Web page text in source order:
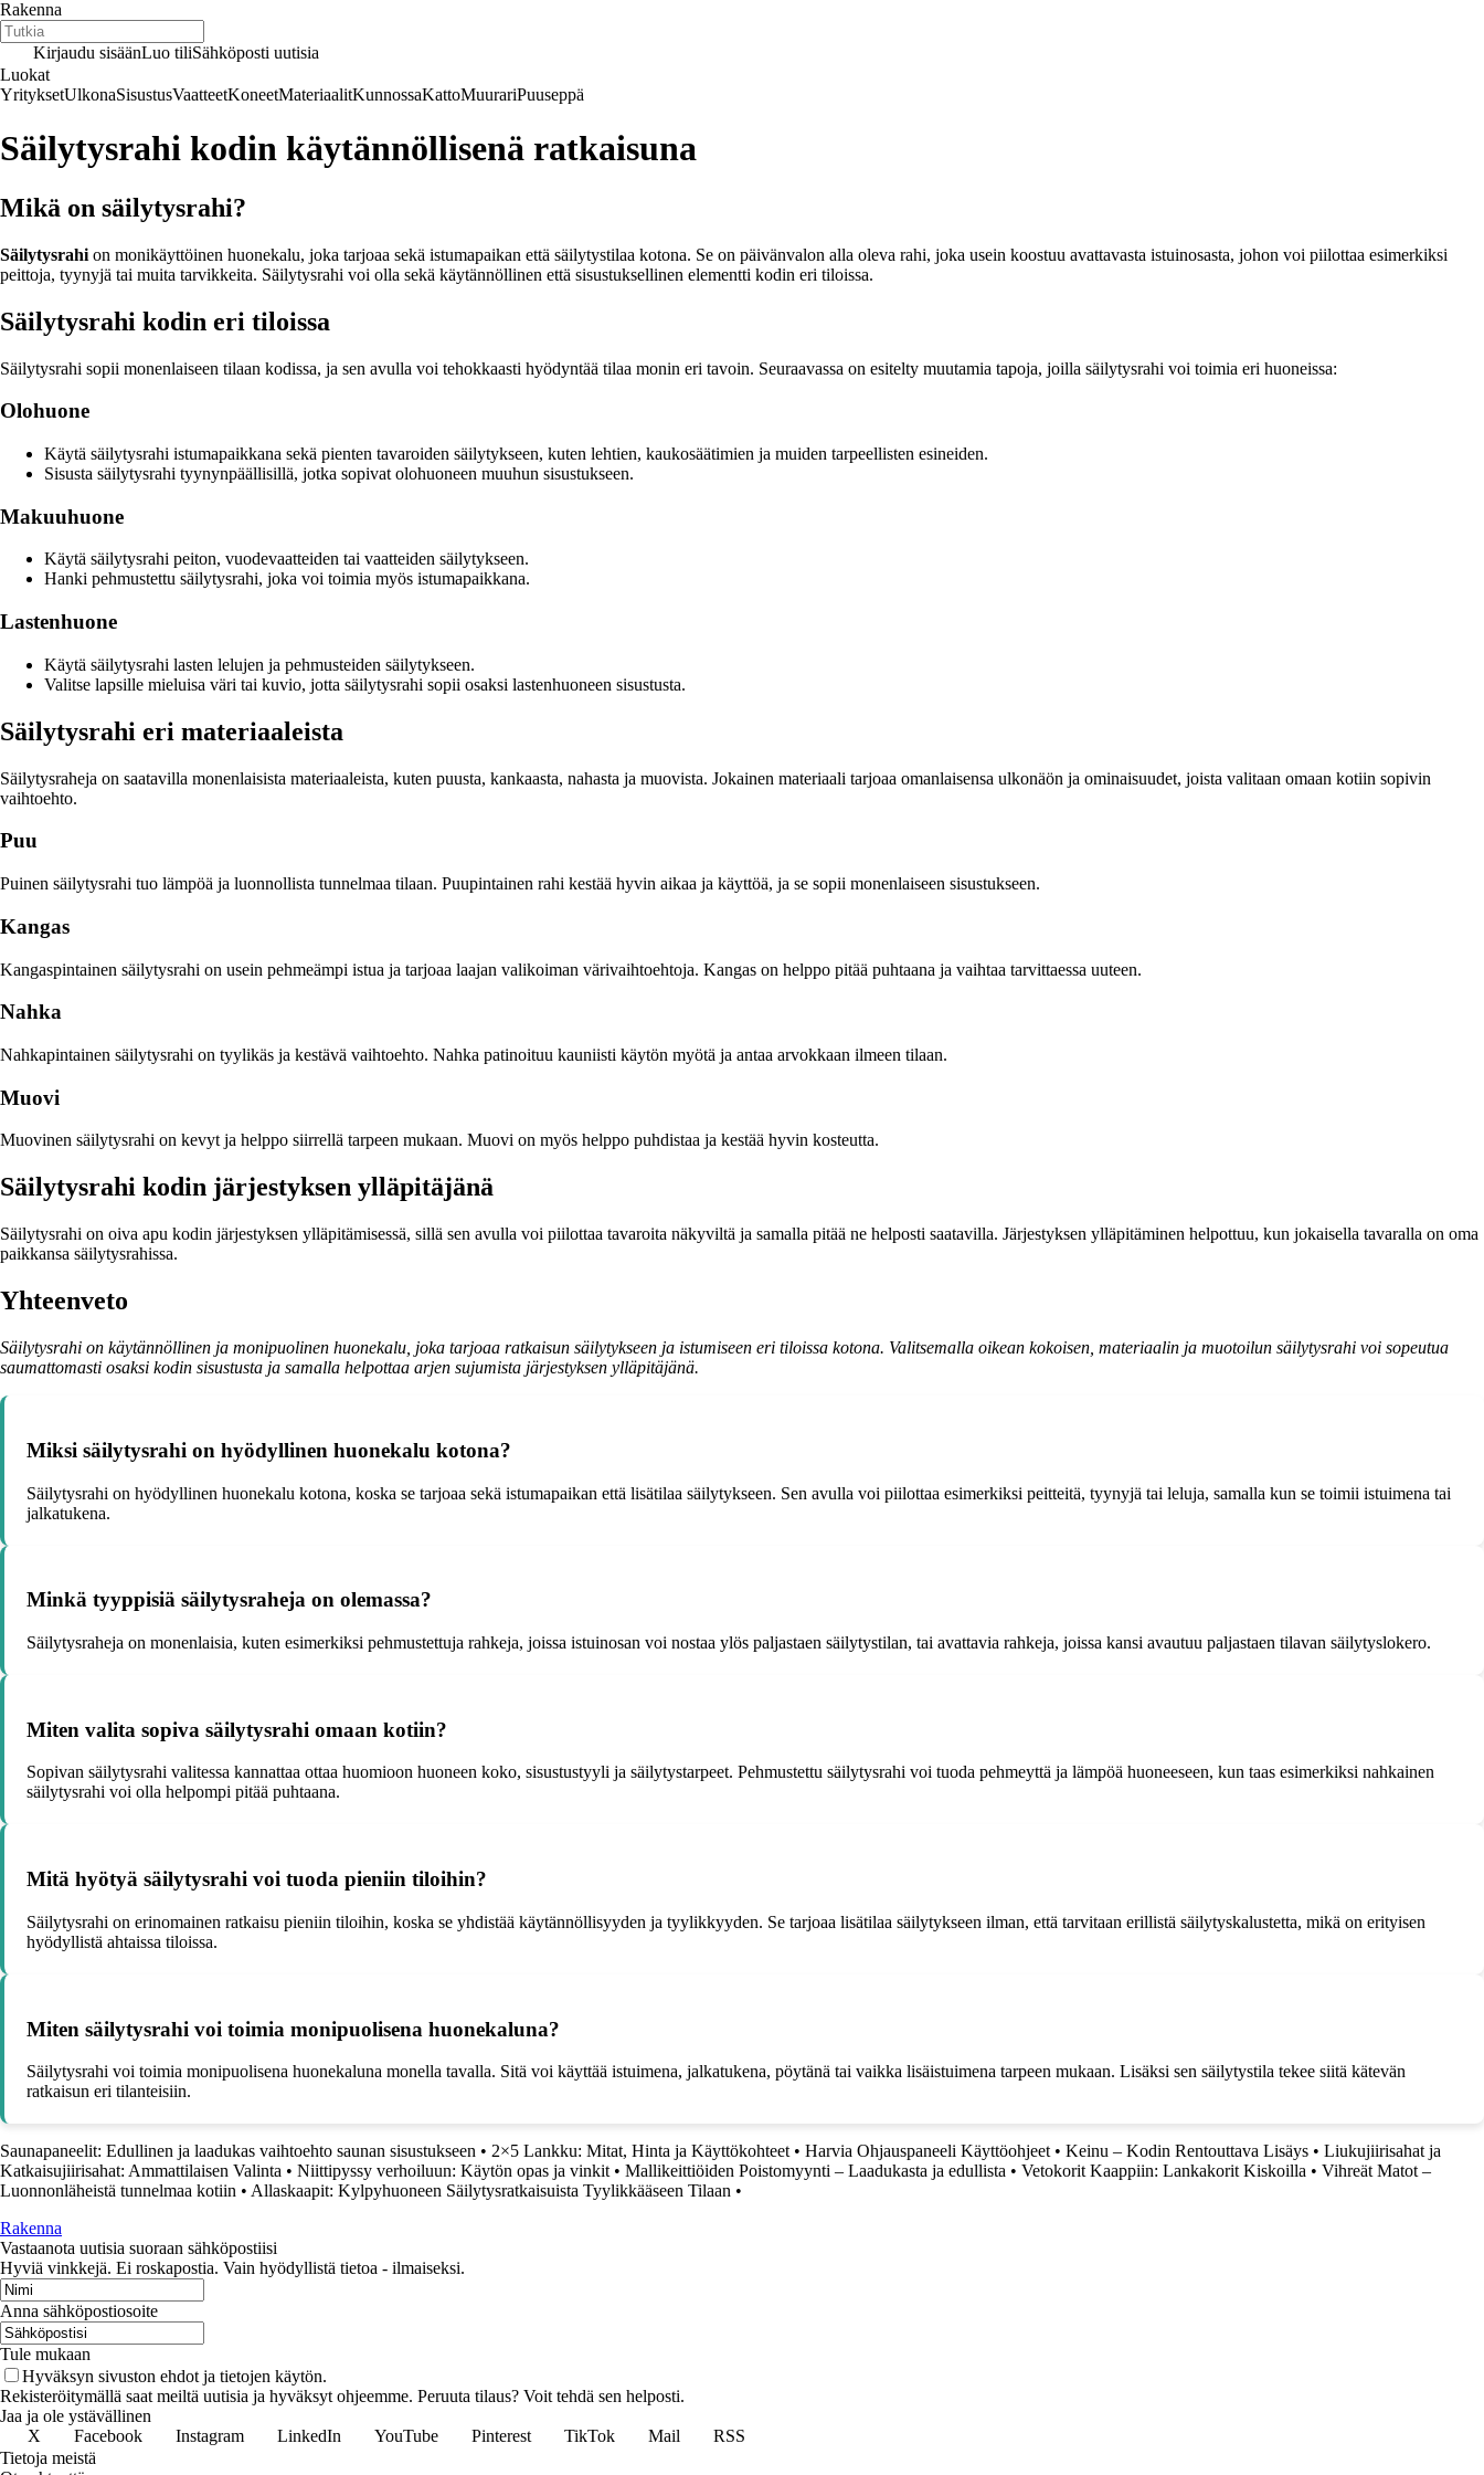
Rakenna
Kirjaudu sisäänLuo tiliSähköposti uutisia
Luokat
YrityksetUlkonaSisustusVaatteetKoneetMateriaalitKunnossaKattoMuurariPuuseppä
Säilytysrahi kodin käytännöllisenä ratkaisuna
Mikä on säilytysrahi?
Säilytysrahi on monikäyttöinen huonekalu, joka tarjoaa sekä istumapaikan että säilytystilaa kotona. Se on päivänvalon alla oleva rahi, joka usein koostuu avattavasta istuinosasta, johon voi piilottaa esimerkiksi
peittoja, tyynyjä tai muita tarvikkeita. Säilytysrahi voi olla sekä käytännöllinen että sisustuksellinen elementti kodin eri tiloissa.
Säilytysrahi kodin eri tiloissa
Säilytysrahi sopii monenlaiseen tilaan kodissa, ja sen avulla voi tehokkaasti hyödyntää tilaa monin eri tavoin. Seuraavassa on esitelty muutamia tapoja, joilla säilytysrahi voi toimia eri huoneissa:
Olohuone
Käytä säilytysrahi istumapaikkana sekä pienten tavaroiden säilytykseen, kuten lehtien, kaukosäätimien ja muiden tarpeellisten esineiden.
Sisusta säilytysrahi tyynynpäällisillä, jotka sopivat olohuoneen muuhun sisustukseen.
Makuuhuone
Käytä säilytysrahi peiton, vuodevaatteiden tai vaatteiden säilytykseen.
Hanki pehmustettu säilytysrahi, joka voi toimia myös istumapaikkana.
Lastenhuone
Käytä säilytysrahi lasten lelujen ja pehmusteiden säilytykseen.
Valitse lapsille mieluisa väri tai kuvio, jotta säilytysrahi sopii osaksi lastenhuoneen sisustusta.
Säilytysrahi eri materiaaleista
Säilytysraheja on saatavilla monenlaisista materiaaleista, kuten puusta, kankaasta, nahasta ja muovista. Jokainen materiaali tarjoaa omanlaisensa ulkonäön ja ominaisuudet, joista valitaan omaan kotiin sopivin
vaihtoehto.
Puu
Puinen säilytysrahi tuo lämpöä ja luonnollista tunnelmaa tilaan. Puupintainen rahi kestää hyvin aikaa ja käyttöä, ja se sopii monenlaiseen sisustukseen.
Kangas
Kangaspintainen säilytysrahi on usein pehmeämpi istua ja tarjoaa laajan valikoiman värivaihtoehtoja. Kangas on helppo pitää puhtaana ja vaihtaa tarvittaessa uuteen.
Nahka
Nahkapintainen säilytysrahi on tyylikäs ja kestävä vaihtoehto. Nahka patinoituu kauniisti käytön myötä ja antaa arvokkaan ilmeen tilaan.
Muovi
Muovinen säilytysrahi on kevyt ja helppo siirrellä tarpeen mukaan. Muovi on myös helppo puhdistaa ja kestää hyvin kosteutta.
Säilytysrahi kodin järjestyksen ylläpitäjänä
Säilytysrahi on oiva apu kodin järjestyksen ylläpitämisessä, sillä sen avulla voi piilottaa tavaroita näkyviltä ja samalla pitää ne helposti saatavilla. Järjestyksen ylläpitäminen helpottuu, kun jokaisella tavaralla on oma
paikkansa säilytysrahissa.
Yhteenveto
Säilytysrahi on käytännöllinen ja monipuolinen huonekalu, joka tarjoaa ratkaisun säilytykseen ja istumiseen eri tiloissa kotona. Valitsemalla oikean kokoisen, materiaalin ja muotoilun säilytysrahi voi sopeutua
saumattomasti osaksi kodin sisustusta ja samalla helpottaa arjen sujumista järjestyksen ylläpitäjänä.
Miksi säilytysrahi on hyödyllinen huonekalu kotona?
Säilytysrahi on hyödyllinen huonekalu kotona, koska se tarjoaa sekä istumapaikan että lisätilaa säilytykseen. Sen avulla voi piilottaa esimerkiksi peitteitä, tyynyjä tai leluja, samalla kun se toimii istuimena tai
jalkatukena.
Minkä tyyppisiä säilytysraheja on olemassa?
Säilytysraheja on monenlaisia, kuten esimerkiksi pehmustettuja rahkeja, joissa istuinosan voi nostaa ylös paljastaen säilytystilan, tai avattavia rahkeja, joissa kansi avautuu paljastaen tilavan säilytyslokero.
Miten valita sopiva säilytysrahi omaan kotiin?
Sopivan säilytysrahi valitessa kannattaa ottaa huomioon huoneen koko, sisustustyyli ja säilytystarpeet. Pehmustettu säilytysrahi voi tuoda pehmeyttä ja lämpöä huoneeseen, kun taas esimerkiksi nahkainen
säilytysrahi voi olla helpompi pitää puhtaana.
Mitä hyötyä säilytysrahi voi tuoda pieniin tiloihin?
Säilytysrahi on erinomainen ratkaisu pieniin tiloihin, koska se yhdistää käytännöllisyyden ja tyylikkyyden. Se tarjoaa lisätilaa säilytykseen ilman, että tarvitaan erillistä säilytyskalustetta, mikä on erityisen
hyödyllistä ahtaissa tiloissa.
Miten säilytysrahi voi toimia monipuolisena huonekaluna?
Säilytysrahi voi toimia monipuolisena huonekaluna monella tavalla. Sitä voi käyttää istuimena, jalkatukena, pöytänä tai vaikka lisäistuimena tarpeen mukaan. Lisäksi sen säilytystila tekee siitä kätevän
ratkaisun eri tilanteisiin.
Saunapaneelit: Edullinen ja laadukas vaihtoehto saunan sisustukseen • 2×5 Lankku: Mitat, Hinta ja Käyttökohteet • Harvia Ohjauspaneeli Käyttöohjeet • Keinu – Kodin Rentouttava Lisäys • Liukujiirisahat ja
Katkaisujiirisahat: Ammattilaisen Valinta • Niittipyssy verhoiluun: Käytön opas ja vinkit • Mallikeittiöiden Poistomyynti – Laadukasta ja edullista • Vetokorit Kaappiin: Lankakorit Kiskoilla • Vihreät Matot –
Luonnonläheistä tunnelmaa kotiin • Allaskaapit: Kylpyhuoneen Säilytysratkaisuista Tyylikkääseen Tilaan •
Rakenna
Vastaanota uutisia suoraan sähköpostiisi
Hyviä vinkkejä. Ei roskapostia. Vain hyödyllistä tietoa - ilmaiseksi.
Anna sähköpostiosoite
Tule mukaan
Hyväksyn sivuston ehdot ja tietojen käytön.
Rekisteröitymällä saat meiltä uutisia ja hyväksyt ohjeemme. Peruuta tilaus? Voit tehdä sen helposti.
Jaa ja ole ystävällinen
X
Facebook Instagram LinkedIn YouTube Pinterest TikTok Mail
RSS
Tietoja meistä